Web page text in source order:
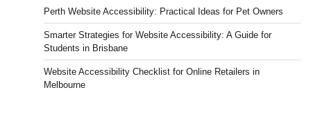
Perth Website Accessibility: Practical Ideas for Pet Owners
Smarter Strategies for Website Accessibility: A Guide for
Students in Brisbane
Website Accessibility Checklist for Online Retailers in
Melbourne